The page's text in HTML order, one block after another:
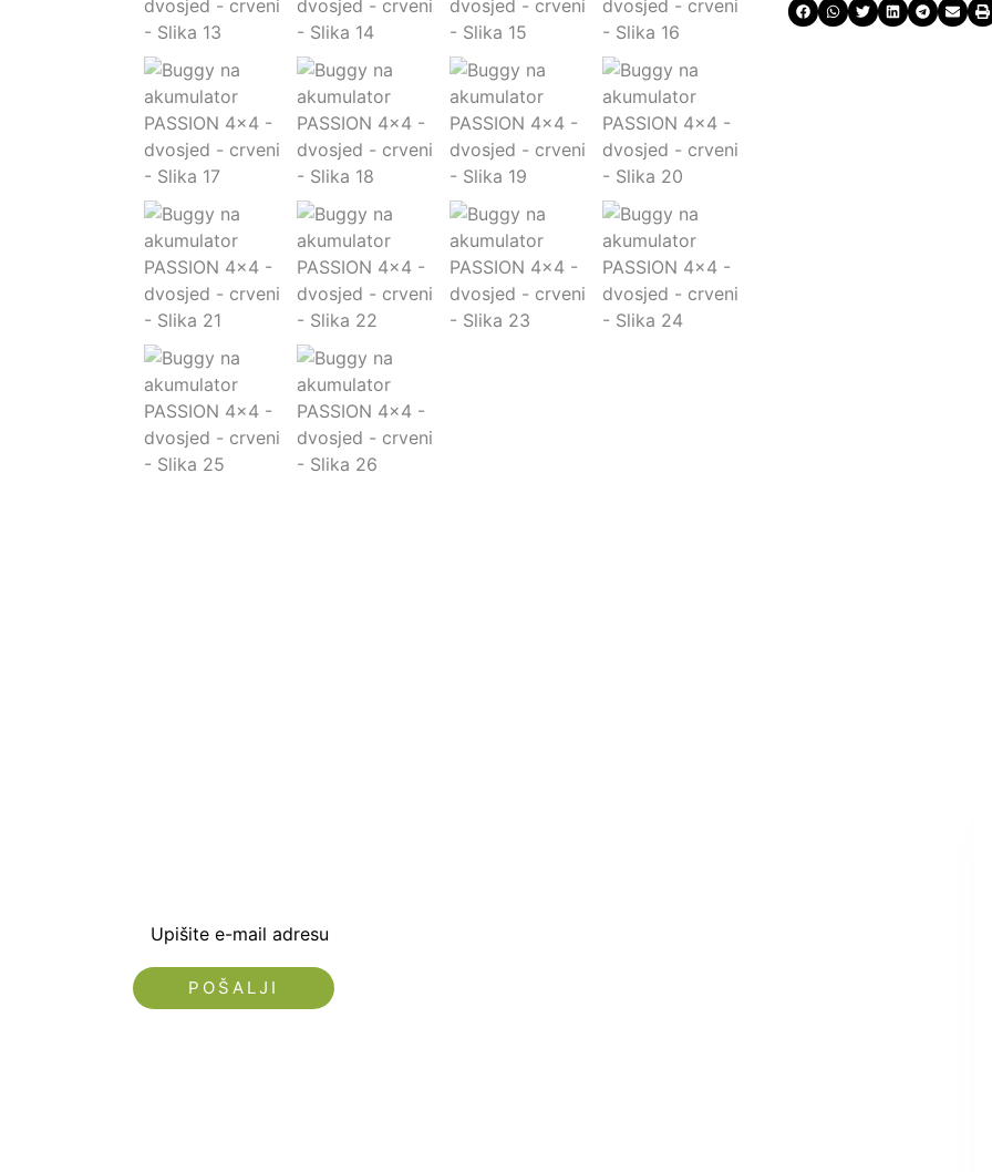
Upišite e-mail adresu